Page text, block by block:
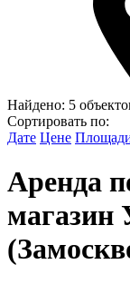
Найдено: 5
Сортировать по:
Дате Цене
Аренда
магазин